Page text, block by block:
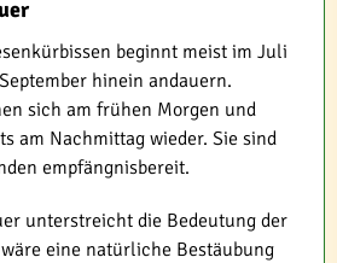
beginnt meist im Juli
hinein andauern.
sich am frühen Morgen und
am Nachmittag wieder. Sie sind
empfängnisbereit.
unterstreicht die Bedeutung der
eine natürliche Bestäubung